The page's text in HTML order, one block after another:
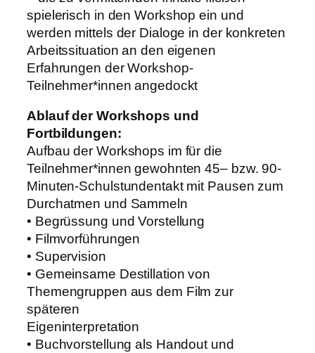
spielerisch in den Workshop ein und
werden mittels der Dialoge in der konkreten
Arbeitssituation an den eigenen
Erfahrungen der Workshop-
Teilnehmer*innen angedockt
Ablauf der Workshops und
Fortbildungen:
Aufbau der Workshops im für die
Teilnehmer*innen gewohnten 45– bzw. 90-
Minuten-Schulstundentakt mit Pausen zum
Durchatmen und Sammeln
• Begrüssung und Vorstellung
• Filmvorführungen
• Supervision
• Gemeinsame Destillation von
Themengruppen aus dem Film zur
späteren
Eigeninterpretation
• Buchvorstellung als Handout und